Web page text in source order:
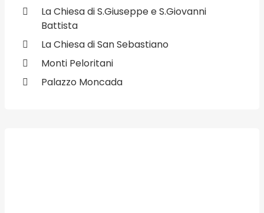
La Chiesa di S.Giuseppe e S.Giovanni
Battista
La Chiesa di San Sebastiano
Monti Peloritani
Palazzo Moncada